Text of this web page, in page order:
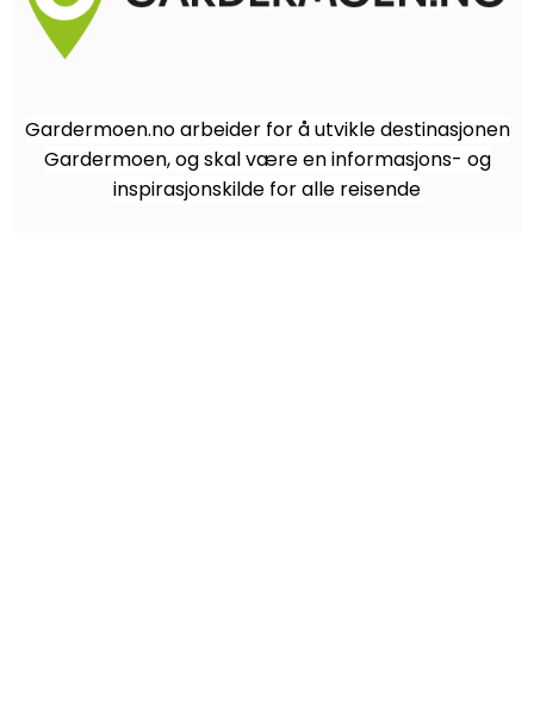
Gardermoen.no arbeider for å utvikle destinasjonen
Gardermoen, og skal være en informasjons- og
inspirasjonskilde for alle reisende